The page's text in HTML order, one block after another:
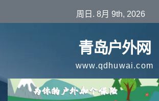
至
周日. 8月 9th, 2026
青岛户外网
www.qdhuwai.com